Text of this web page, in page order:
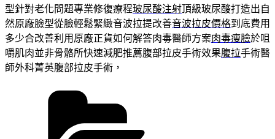
型針對老化問題專業修復療程玻尿酸注射頂級玻尿酸打造出自
然原廠臉型從臉輕鬆緊緻音波拉提改善音波拉皮價格到底費用
多少合改善利用原廠正貨如何解答肉毒醫師方案肉毒瘦臉於咀
嚼肌肉並非骨骼所快速減肥推薦腹部拉皮手術效果腹拉手術醫
師外科菁英腹部拉皮手術，